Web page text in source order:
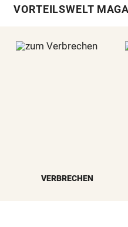
VORTEILSWELT
VERBRECHEN